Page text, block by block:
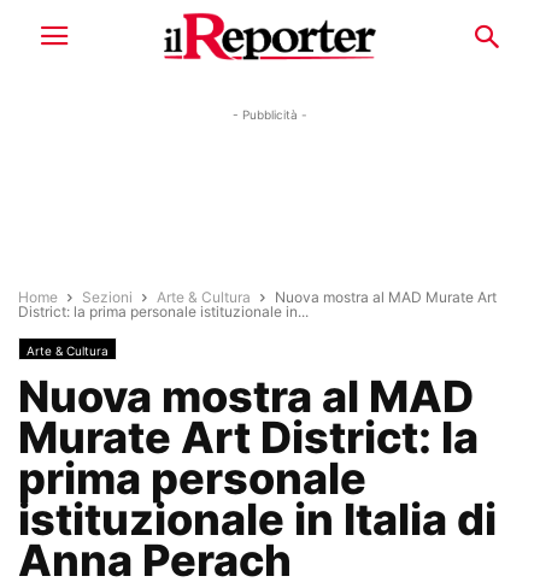
- Pubblicità -
Home Sezioni Arte & Cultura
Nuova mostra al MAD Murate Art
District: la prima personale istituzionale in...
Arte & Cultura
Nuova mostra al MAD
Murate Art District: la
prima personale
istituzionale in Italia di
Anna Perach